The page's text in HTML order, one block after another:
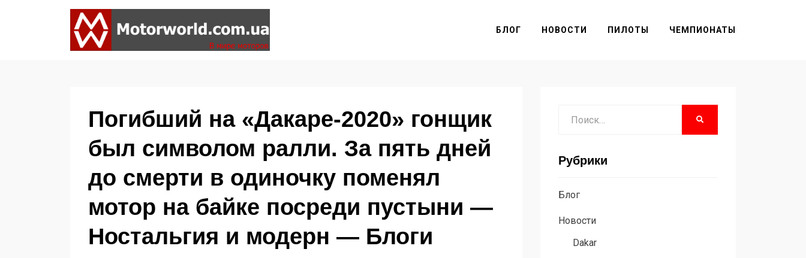
БЛОГ НОВОСТИ ПИЛОТЫ ЧЕМПИОНАТЫ
Погибший на «Дакаре-2020» гонщик
был символом ралли. За пять дней
до смерти в одиночку поменял
мотор на байке посреди пустыни —
Ностальгия и модерн — Блоги
Рубрики
Блог
Новости
Dakar